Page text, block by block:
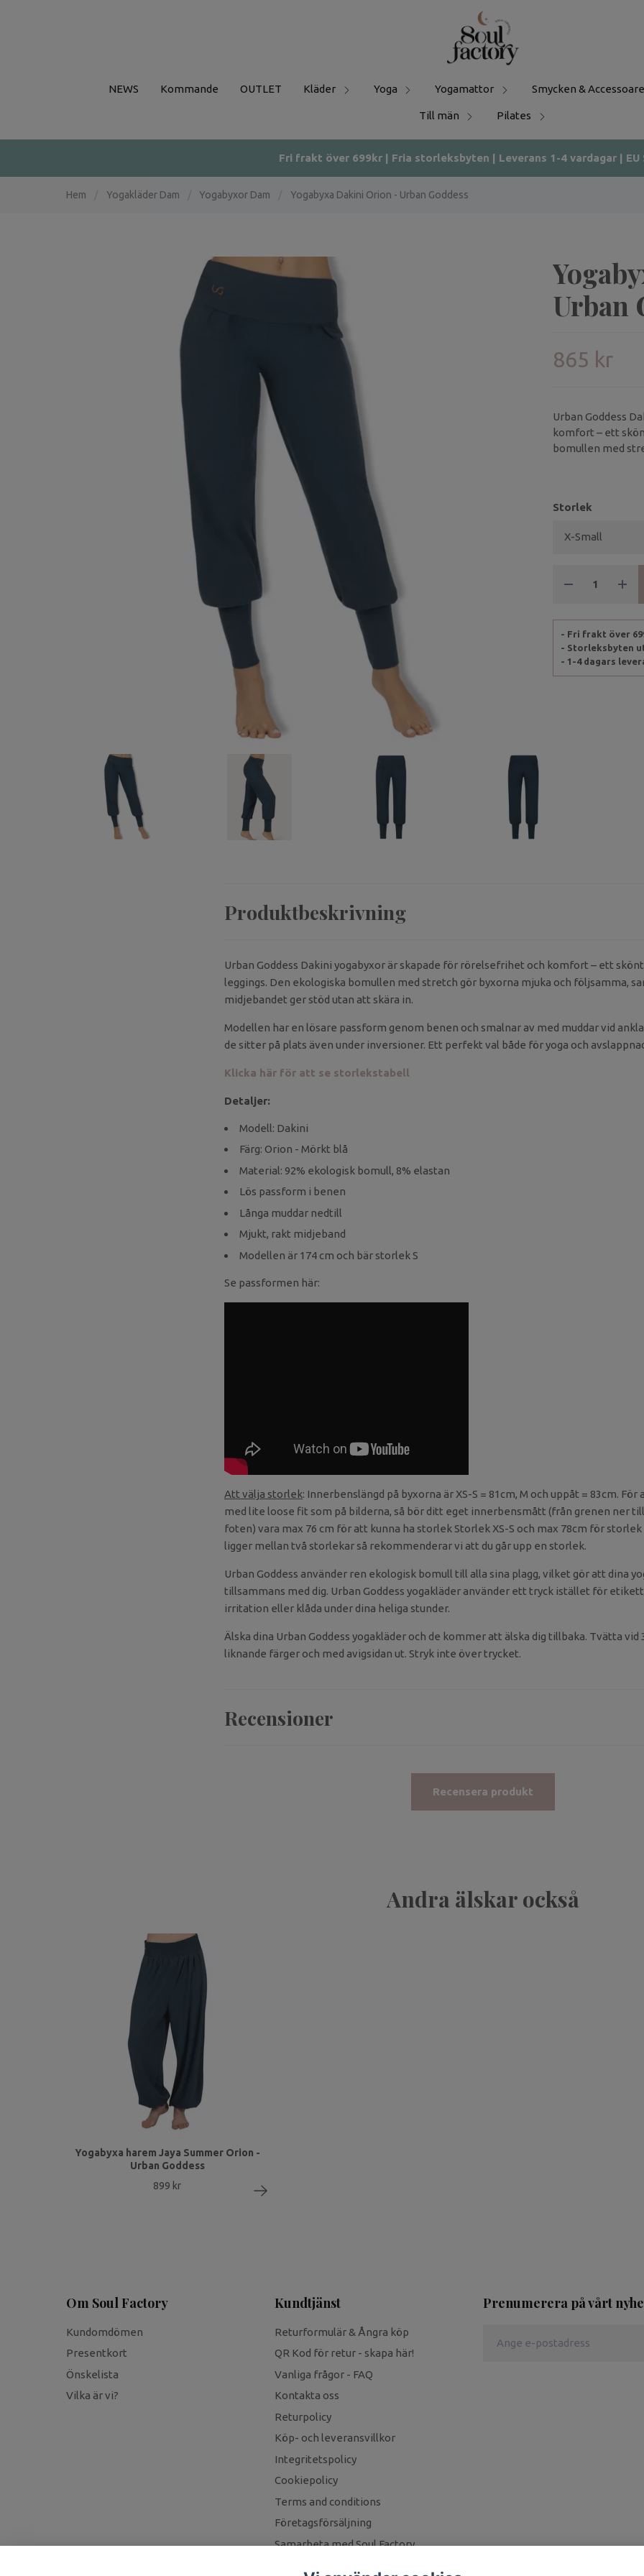
NEWS Kommande OUTLET Kläder Yoga Yogamattor Smycken &
Till män Pilates
Fri frakt över 699kr | Fria storleksbyten | Leverans 1-4 vardagar | EU
Hem Yogakläder Dam Yogabyxor Dam Yogabyxa Dakini Orion - Urban Goddess
Urban
865 kr
Urban Goddess
komfort – ett
bomullen med
Storlek
- Fri frakt över
- Storleksbyten
- 1-4 dagars
Produktbeskrivning
Urban Goddess Dakini yogabyxor är skapade för rörelsefrihet och komfort – ett
leggings. Den ekologiska bomullen med stretch gör byxorna mjuka och följsamma,
midjebandet ger stöd utan att skära in.
Modellen har en lösare passform genom benen och smalnar av med muddar vid
de sitter på plats även under inversioner. Ett perfekt val både för yoga och
Klicka här för att se storlekstabell
Detaljer:
Modell: Dakini
Färg: Orion - Mörkt blå
Material: 92% ekologisk bomull, 8% elastan
Lös passform i benen
Långa muddar nedtill
Mjukt, rakt midjeband
Modellen är 174 cm och bär storlek S
Se passformen här:
Att välja storlek: Innerbenslängd på byxorna är XS-S = 81cm, M och uppåt = 83cm.
med lite loose fit som på bilderna, så bör ditt eget innerbensmått (från grenen ner
foten) vara max 76 cm för att kunna ha storlek Storlek XS-S och max 78cm för storlek
ligger mellan två storlekar så rekommenderar vi att du går upp en storlek.
Urban Goddess använder ren ekologisk bomull till alla sina plagg, vilket gör att dina
tillsammans med dig. Urban Goddess yogakläder använder ett tryck istället för
irritation eller klåda under dina heliga stunder.
Älska dina Urban Goddess yogakläder och de kommer att älska dig tillbaka. Tvätta vid
liknande färger och med avigsidan ut. Stryk inte över trycket.
Recensioner
Recensera produkt
Andra älskar också
Yogabyxa harem Jaya Summer Orion -
Urban Goddess
899 kr
Om Soul Factory
Kundomdömen
Presentkort
Önskelista
Vilka är vi?
Kundtjänst
Returformulär & Ångra köp
QR Kod för retur - skapa här!
Vanliga frågor - FAQ
Kontakta oss
Returpolicy
Köp- och leveransvillkor
Integritetspolicy
Cookiepolicy
Terms and conditions
Företagsförsäljning
Samarbeta med Soul Factory
Prenumerera på vårt